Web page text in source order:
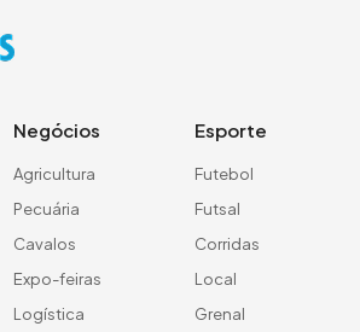
Negócios
Agricultura
Pecuária
Cavalos
Expo-feiras
Logística
Esporte
Futebol
Futsal
Corridas
Local
Grenal